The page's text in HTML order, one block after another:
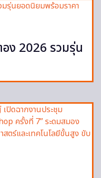
อง 2026 รวมรุ่น